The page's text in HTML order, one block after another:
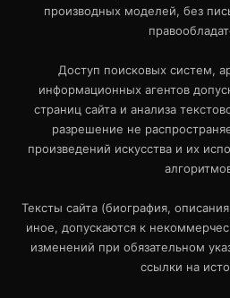
производных моделей, без
Доступ поисковых систем,
информационных агентов
страниц сайта и анализа
разрешение не
произведений искусства и их
Тексты сайта (биография,
иное, допускаются к
изменений при обязательном
ссылки на